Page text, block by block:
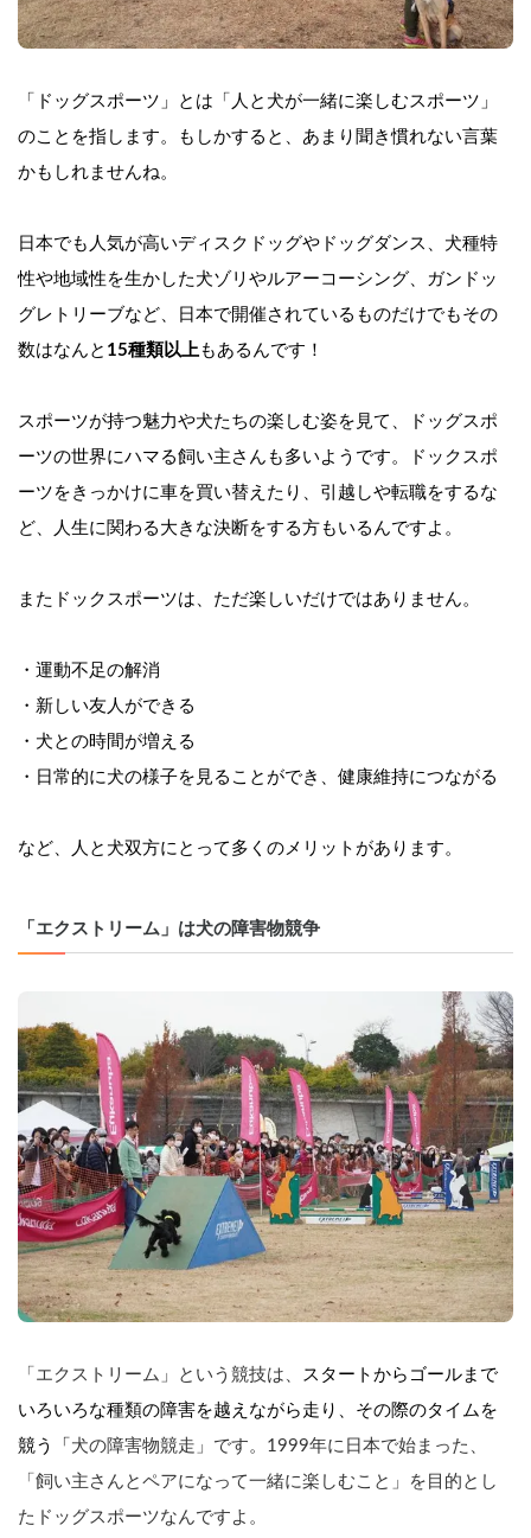
「ドッグスポーツ」とは「人と犬が一緒に楽しむスポーツ」
のことを指します。もしかすると、あまり聞き慣れない言葉
かもしれませんね。
日本でも人気が高いディスクドッグやドッグダンス、犬種特
性や地域性を生かした犬ゾリやルアーコーシング、ガンドッ
グレトリーブなど、日本で開催されているものだけでもその
数はなんと 15種類以上もあるんです！
スポーツが持つ魅力や犬たちの楽しむ姿を見て、ドッグスポ
ーツの世界にハマる飼い主さんも多いようです。ドックスポ
ーツをきっかけに車を買い替えたり、引越しや転職をするな
ど、人生に関わる大きな決断をする方もいるんですよ。
またドックスポーツは、ただ楽しいだけではありません。
・運動不足の解消
・新しい友人ができる
・犬との時間が増える
・日常的に犬の様子を見ることができ、健康維持につながる
など、人と犬双方にとって多くのメリットがあります。
「エクストリーム」は犬の障害物競争
「エクストリーム」という競技は、
スタートからゴールまで
いろいろな種類の障害を越えながら走り、その際のタイムを
競う「 犬の障害物競走」です。1999年に日本で始まった、
「飼い主さんとペアになって一緒に楽しむこと」を目的とし
たドッグスポーツなんですよ。